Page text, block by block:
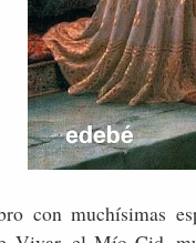
con muchísimas